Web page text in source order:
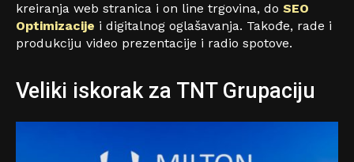
kreiranja web stranica i on line trgovina, do SEO
Optimizacije i digitalnog oglašavanja. Takođe, rade i
produkciju video prezentacije i radio spotove.
Veliki iskorak za TNT Grupaciju